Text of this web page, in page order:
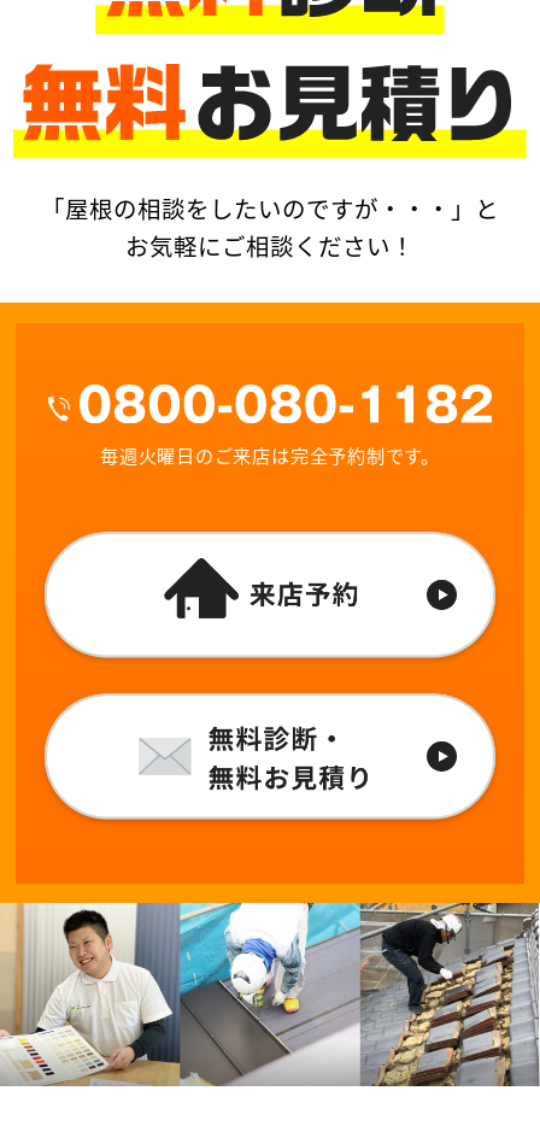
「屋根の相談をしたいのですが・・・」と
お気軽にご相談ください！
毎週火曜日のご来店は完全予約制です。